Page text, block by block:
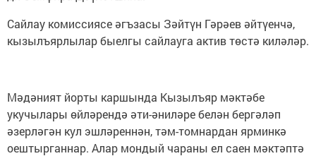
Сайлау комиссиясе әгъзасы Зәйтүн Гәрәев әйтүенчә,
кызылъярлылар быелгы сайлауга актив төстә киләләр.
Мәдәният йорты каршында Кызылъяр мәктәбе
укучылары өйләрендә әти-әниләре белән бергәләп
әзерләгән кул эшләреннән, тәм-томнардан ярминкә
оештырганнар. Алар мондый чараны ел саен мәктәптә